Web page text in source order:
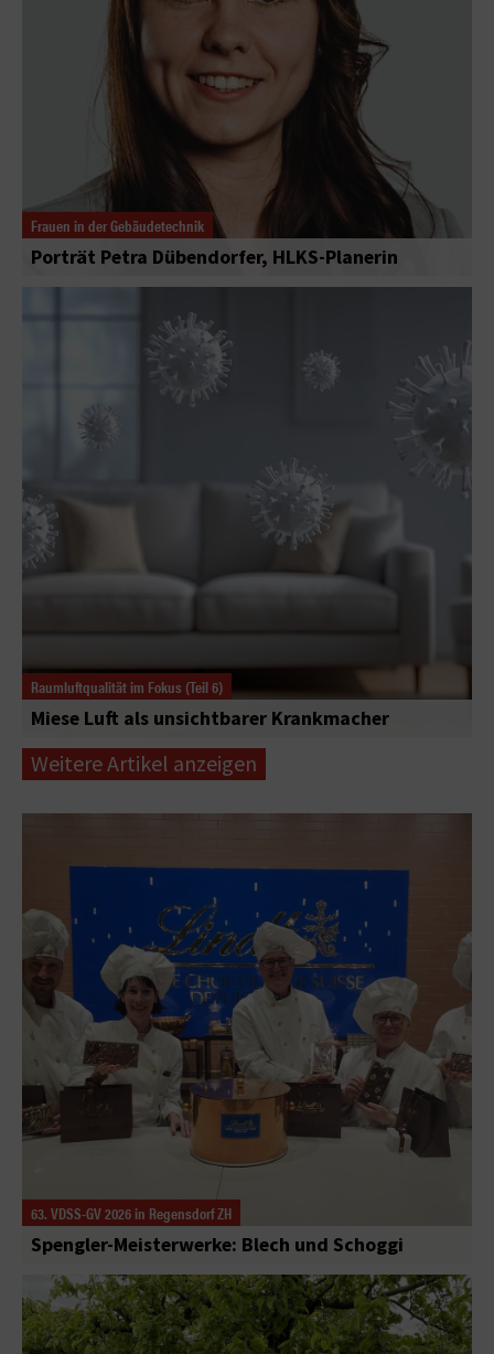
Porträt Petra Dübendorfer, HLKS-Planerin
Frauen in der Gebäudetechnik
Miese Luft als unsichtbarer Krankmacher
Raumluftqualität im Fokus (Teil 6)
Weitere Artikel anzeigen
Spengler-Meisterwerke: Blech und Schoggi
63. VDSS-GV 2026 in Regensdorf ZH